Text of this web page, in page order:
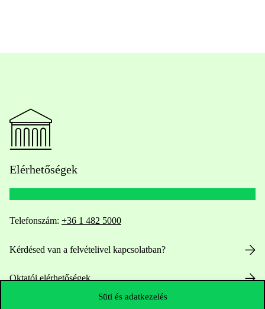
Süti és adatkezelés
Elérhetőségek
Telefonszám: +36 1 482 5000
Kérdésed van a felvételivel kapcsolatban?
Oktatói elérhetőségek